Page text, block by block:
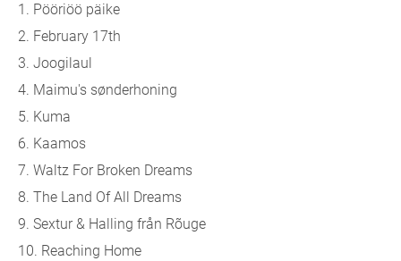
1. Pööriöö päike
2. February 17th
3. Joogilaul
4. Maimu's sønderhoning
5. Kuma
6. Kaamos
7. Waltz For Broken Dreams
8. The Land Of All Dreams
9. Sextur & Halling från Rõuge
10. Reaching Home